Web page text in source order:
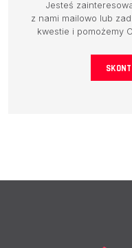
Jesteś
z nami mailowo lub
kwestie i pomożemy